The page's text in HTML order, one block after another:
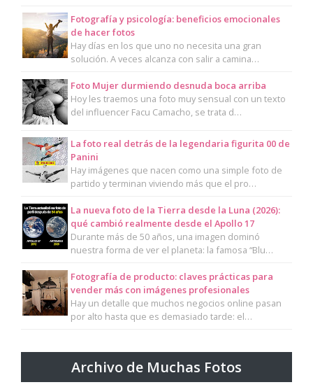
Fotografía y psicología: beneficios emocionales
de hacer fotos
Hay días en los que uno no necesita una gran
solución. A veces alcanza con salir a camina…
Foto Mujer durmiendo desnuda boca arriba
Hoy les traemos una foto muy sensual con un texto
del influencer Facu Camacho, se trata d…
La foto real detrás de la legendaria figurita 00 de
Panini
Hay imágenes que nacen como una simple foto de
partido y terminan viviendo más que el pro…
La nueva foto de la Tierra desde la Luna (2026):
qué cambió realmente desde el Apollo 17
Durante más de 50 años, una imagen dominó
nuestra forma de ver el planeta: la famosa “Blu…
Fotografía de producto: claves prácticas para
vender más con imágenes profesionales
Hay un detalle que muchos negocios online pasan
por alto hasta que es demasiado tarde: el…
Archivo de Muchas Fotos